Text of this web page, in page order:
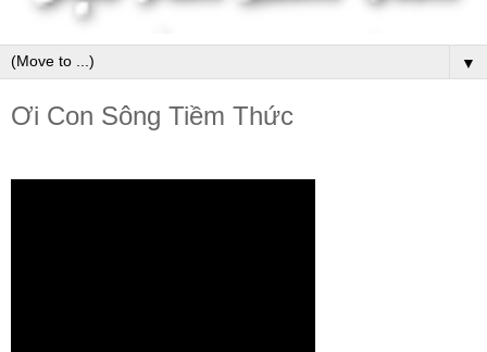
▼
Ơi Con Sông Tiềm Thức